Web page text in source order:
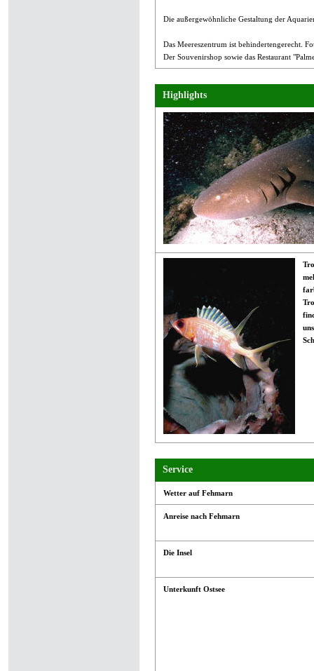
Die außergewöhnliche Gestaltung der
Das Meereszentrum ist behindertengerecht.
Der Souvenirshop sowie das Restaurant
Highlights
Service
Wetter auf Fehmarn
Anreise nach Fehmarn
Die Insel
Unterkunft Ostsee